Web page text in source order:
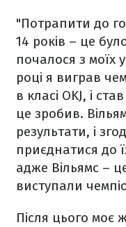
"Потрапити до
14 років – це
почалося з моїх
році я виграв
в класі OKJ, і
це зробив.
результати, і
приєднатися до
адже Вільямс –
виступали
Після цього моє